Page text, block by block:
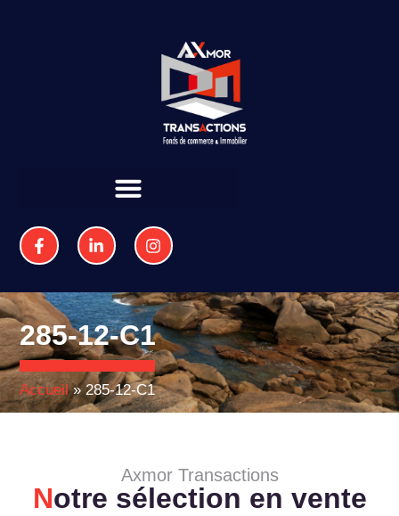
285-12-C1
Accueil»285-12-C1
Axmor Transactions
Notre sélection en vente